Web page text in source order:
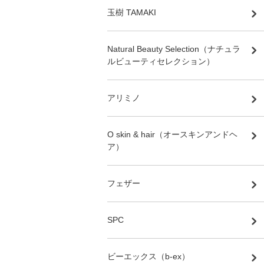
玉樹 TAMAKI
Natural Beauty Selection（ナチュラ
ルビューティセレクション）
アリミノ
O skin & hair（オースキンアンドヘ
ア）
フェザー
SPC
ビーエックス（b-ex）